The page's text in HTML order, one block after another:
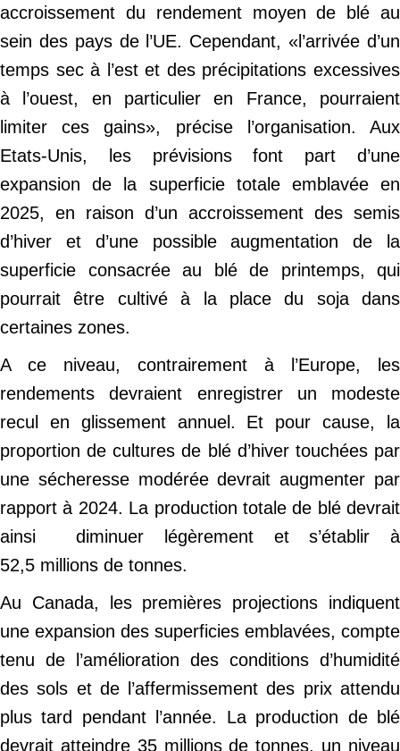
accroissement du rendement moyen de blé au
sein des pays de l’UE. Cependant, «l’arrivée d’un
temps sec à l’est et des précipitations excessives
à l’ouest, en particulier en France, pourraient
limiter ces gains», précise l’organisation. Aux
Etats-Unis, les prévisions font part d’une
expansion de la superficie totale emblavée en
2025, en raison d’un accroissement des semis
d’hiver et d’une possible augmentation de la
superficie consacrée au blé de printemps, qui
pourrait être cultivé à la place du soja dans
certaines zones.
A ce niveau, contrairement à l’Europe, les
rendements devraient enregistrer un modeste
recul en glissement annuel. Et pour cause, la
proportion de cultures de blé d’hiver touchées par
une sécheresse modérée devrait augmenter par
rapport à 2024. La production totale de blé devrait
ainsi diminuer légèrement et s’établir à
52,5 millions de tonnes.
Au Canada, les premières projections indiquent
une expansion des superficies emblavées, compte
tenu de l’amélioration des conditions d’humidité
des sols et de l’affermissement des prix attendu
plus tard pendant l’année. La production de blé
devrait atteindre 35 millions de tonnes, un niveau